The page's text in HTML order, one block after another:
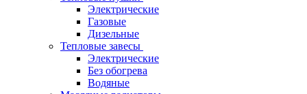
Электрические
Газовые
Дизельные
Тепловые завесы
Электрические
Без обогрева
Водяные